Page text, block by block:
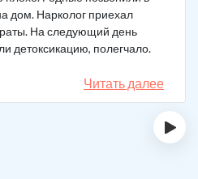
дом. Нарколог приехал
На следующий день
детоксикацию, полегчало.
прошел и теперь думаю,
возьму. Так намучался и
Читать далее
›